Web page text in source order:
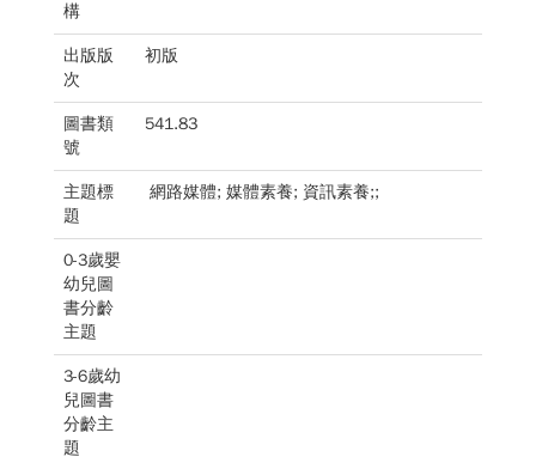
構
出版版
次
初版
圖書類
號
541.83
主題標
題
網路媒體; 媒體素養; 資訊素養;;
0-3歲嬰
幼兒圖
書分齡
主題
3-6歲幼
兒圖書
分齡主
題